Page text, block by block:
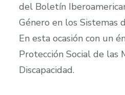
del Boletín
Género en los Sistemas
En esta ocasión con un
Protección Social de las
Discapacidad.